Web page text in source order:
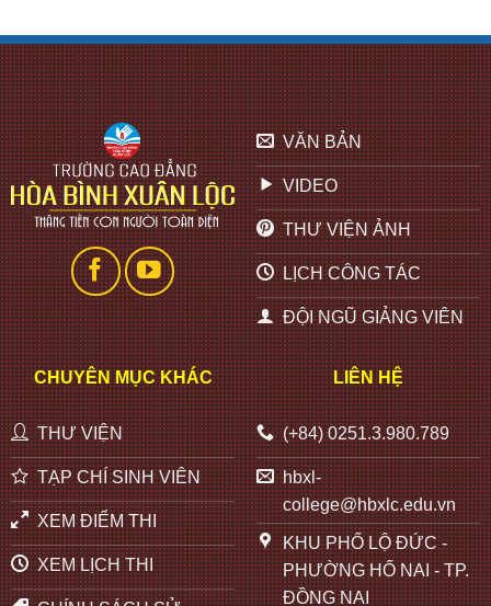
VĂN BẢN
VIDEO
THƯ VIỆN ẢNH
LỊCH CÔNG TÁC
ĐỘI NGŨ GIẢNG VIÊN
CHUYÊN MỤC KHÁC
THƯ VIỆN
TẠP CHÍ SINH VIÊN
XEM ĐIỂM THI
XEM LỊCH THI
LIÊN HỆ
(+84) 0251.3.980.789
hbxl-
college@hbxlc.edu.vn
KHU PHỐ LỘ ĐỨC -
PHƯỜNG HỐ NAI - TP.
ĐỒNG NAI